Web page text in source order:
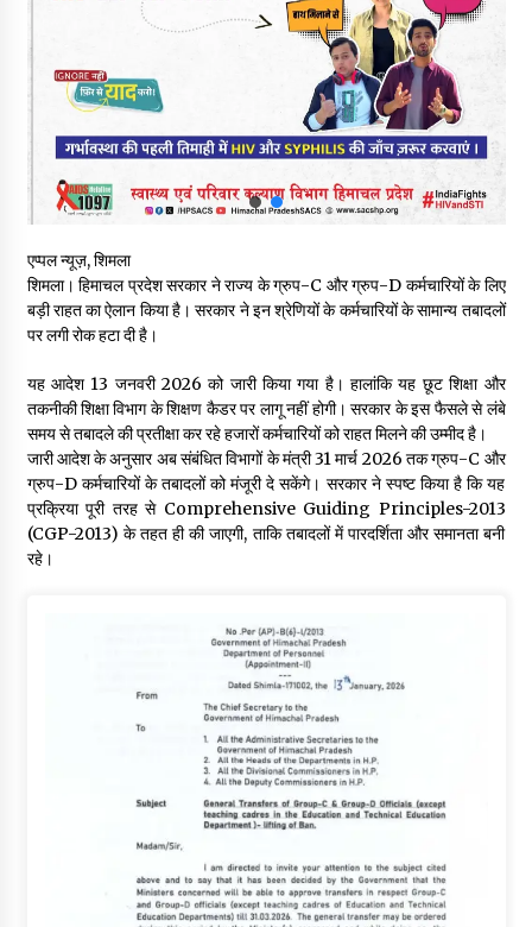
शिमला पुलिस में बड़ी अनुशासनात्मक कार्रवाई, 3 पुलिसकर्मी निलंबित
6 साल में पीएम नरेंद्र मोदी के विदेश दौरों पर 557 करोड़ खर्च, सरकार ने
संसद में दी जानकारी
07/08/2026
06/08/2026
06/08/2026
नितिन गडकरी से मिले विक्रमादित्य सिंह, हिमाचल की सड़क परियोजनाओं को
मिली बड़ी सौगात
06/08/2026
एप्पल न्यूज़, शिमला
शिमला। हिमाचल प्रदेश सरकार ने राज्य के ग्रुप-C और ग्रुप-D कर्मचारियों के लिए
बड़ी राहत का ऐलान किया है। सरकार ने इन श्रेणियों के कर्मचारियों के सामान्य तबादलों
पर लगी रोक हटा दी है।
यह आदेश 13 जनवरी 2026 को जारी किया गया है। हालांकि यह छूट शिक्षा और
तकनीकी शिक्षा विभाग के शिक्षण कैडर पर लागू नहीं होगी। सरकार के इस फैसले से लंबे
समय से तबादले की प्रतीक्षा कर रहे हजारों कर्मचारियों को राहत मिलने की उम्मीद है।
जारी आदेश के अनुसार अब संबंधित विभागों के मंत्री 31 मार्च 2026 तक ग्रुप-C और
ग्रुप-D कर्मचारियों के तबादलों को मंजूरी दे सकेंगे। सरकार ने स्पष्ट किया है कि यह
प्रक्रिया पूरी तरह से Comprehensive Guiding Principles-2013
(CGP-2013) के तहत ही की जाएगी, ताकि तबादलों में पारदर्शिता और समानता बनी
रहे।